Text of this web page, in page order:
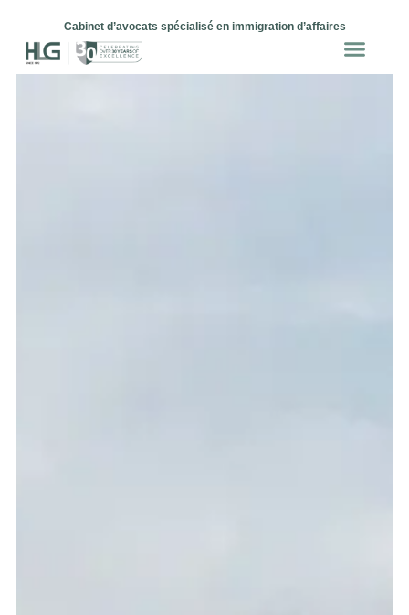
Cabinet d’avocats spécialisé en immigration d’affaires